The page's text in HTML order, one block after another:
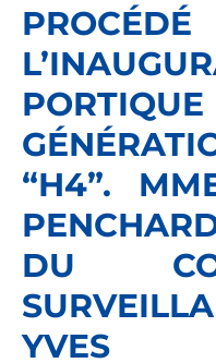
“H4”.
DU
YVES